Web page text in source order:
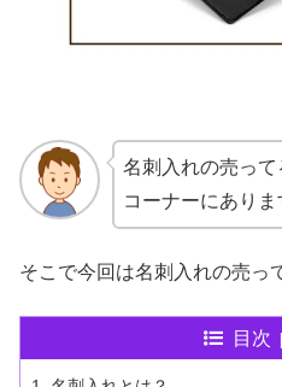
名刺入れの売っ
コーナーにありま
そこで今回は名刺入れの売っ
目次